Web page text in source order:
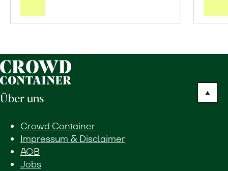
Über uns
Crowd Container
Impressum & Disclaimer
AGB
Jobs